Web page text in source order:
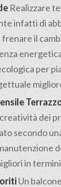
Realizzare
infatti di
il
per
dei
secondo
in
Un